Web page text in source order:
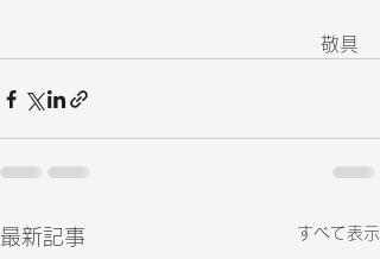
敬具
最新記事 すべて表示